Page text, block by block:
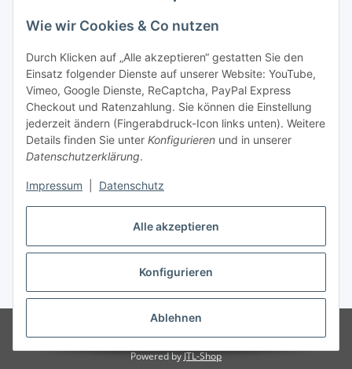
Alle akzeptieren
Konfigurieren
Ablehnen
Wie wir Cookies & Co nutzen
Durch Klicken auf „Alle akzeptieren“ gestatten Sie den
Einsatz folgender Dienste auf unserer Website: YouTube,
Vimeo, Google Dienste, ReCaptcha, PayPal Express
Checkout und Ratenzahlung. Sie können die Einstellung
jederzeit ändern (Fingerabdruck-Icon links unten). Weitere
Details finden Sie unter Konfigurieren und in unserer
Datenschutzerklärung.
Impressum Datenschutz
Unsere Seiten
Social Media
Vertrag widerrufen
* Alle Preise inkl. gesetzlicher USt., ** siehe Lieferbedingungen, zzgl.
Versand
Onlineshop für Endkunden und Wiederverkäufer
Powered byJTL-Shop